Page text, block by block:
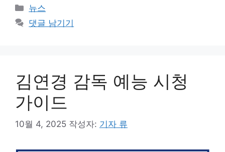
카
테
고
뉴스
댓글 남기기
김연경 감독 예능 시청
가이드
10월 4, 2025 작성자: 기자 류